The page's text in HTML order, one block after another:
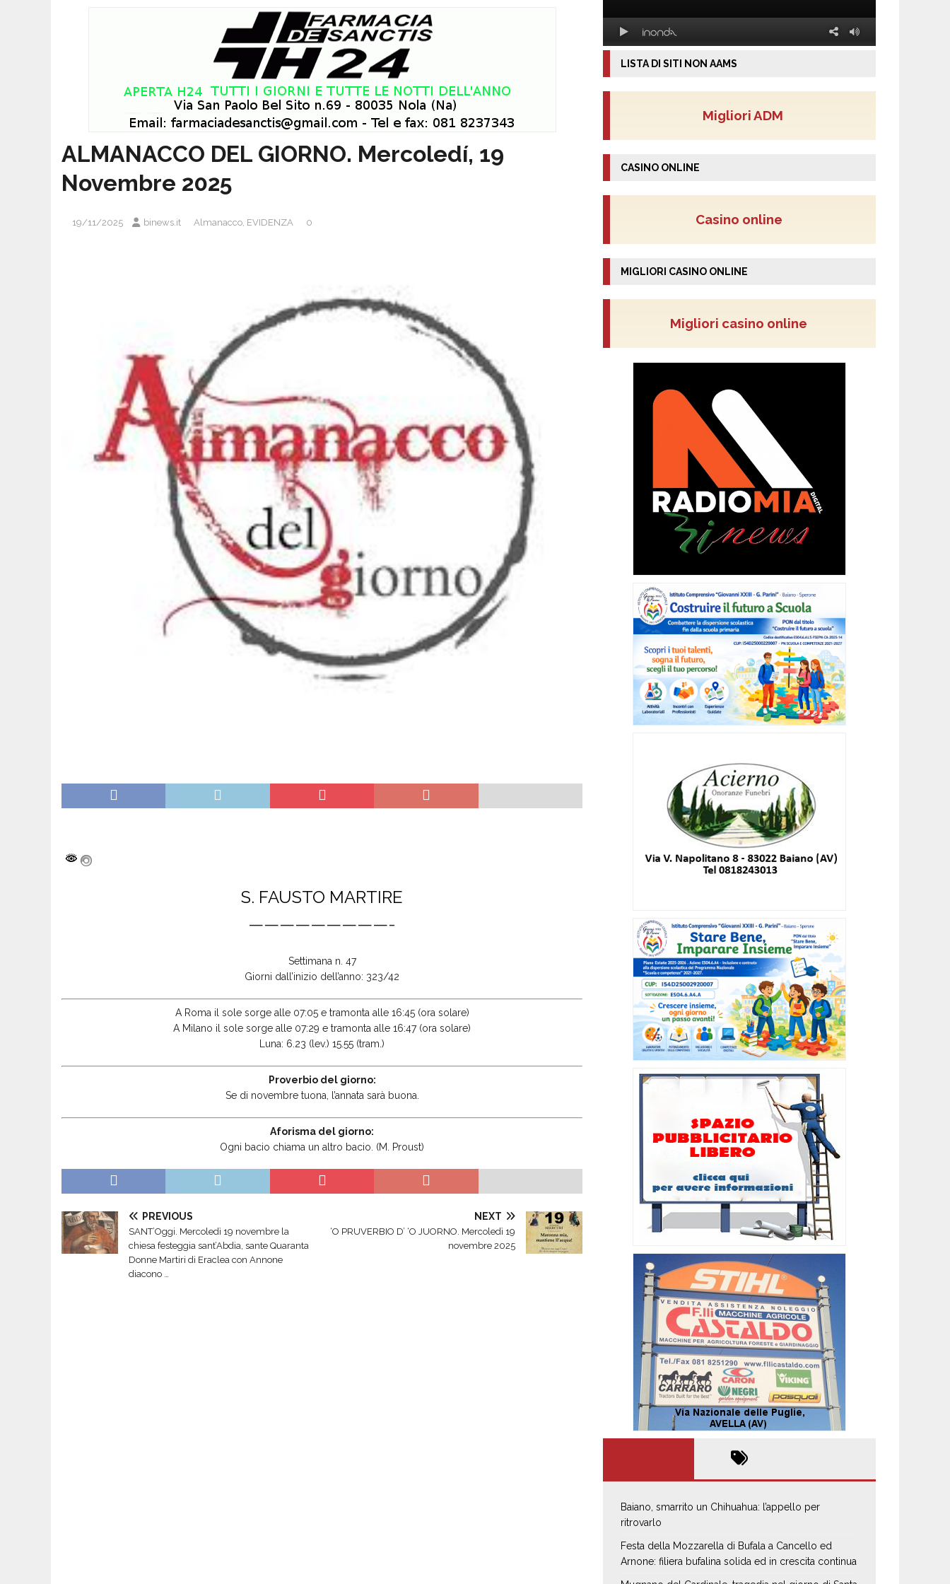
ALMANACCO DEL GIORNO. Mercoledí, 19
Novembre 2025
19/11/2025 binews.it Almanacco, EVIDENZA 0
S. FAUSTO MARTIRE
—————————-
Settimana n. 47
Giorni dall’inizio dell’anno: 323/42
A Roma il sole sorge alle 07:05 e tramonta alle 16:45 (ora solare)
A Milano il sole sorge alle 07:29 e tramonta alle 16:47 (ora solare)
Luna: 6.23 (lev.) 15.55 (tram.)
Proverbio del giorno:
Se di novembre tuona, l’annata sarà buona.
Aforisma del giorno:
Ogni bacio chiama un altro bacio. (M. Proust)
PREVIOUS
SANT’Oggi. Mercoledì 19 novembre la
chiesa festeggia sant’Abdia, sante Quaranta
Donne Martiri di Eraclea con Annone
diacono …
NEXT
‘O PRUVERBIO D’ ‘O JUORNO. Mercoledì 19
novembre 2025
LISTA DI SITI NON AAMS
Migliori ADM
CASINO ONLINE
Casino online
MIGLIORI CASINO ONLINE
Migliori casino online
Baiano, smarrito un Chihuahua: l’appello per
ritrovarlo
Festa della Mozzarella di Bufala a Cancello ed
Arnone: filiera bufalina solida ed in crescita continua